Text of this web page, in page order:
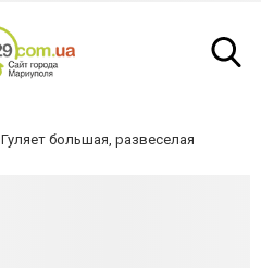
Гуляет большая, развеселая